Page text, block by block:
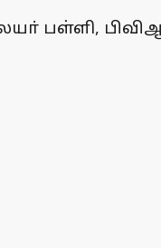
பள்ளி,